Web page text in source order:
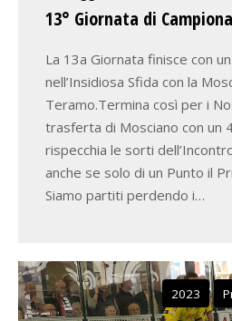
13° Giornata di
La 13a Giornata finisce con
nell’Insidiosa Sfida con la
Teramo.Termina così per i
trasferta di Mosciano con un
rispecchia le sorti
anche se solo di un Punto il
Siamo partiti perdendo i…
2023